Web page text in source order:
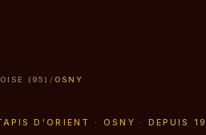
(95) / OSNY
D'ORIENT · OSNY · DEPUIS